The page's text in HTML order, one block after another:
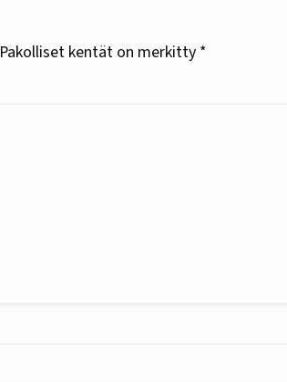
Pakolliset kentät on merkitty *